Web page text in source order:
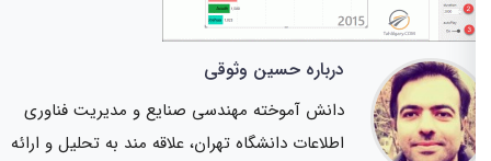
درباره حسین وثوقی
دانش آموخته مهندسی صنایع و مدیریت فناوری
اطلاعات دانشگاه تهران، علاقه مند به تحلیل و ارائه